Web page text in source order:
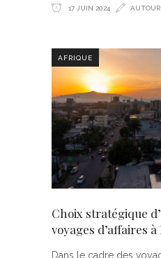
17 JUIN 2024
AFRIQUE
Choix stratégique
voyages d’affaires à
Dans le cadre des